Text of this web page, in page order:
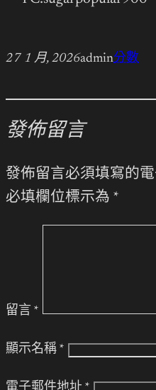
27 1 月, 2026admin分數
發佈留言
發佈留言必須填寫的
必填欄位標示為 *
留言 *
顯示名稱 *